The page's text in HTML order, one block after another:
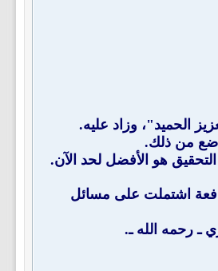
من ذلك.
اشتملت على مسائل